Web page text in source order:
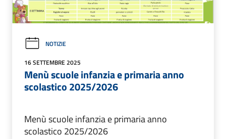
NOTIZIE
16 SETTEMBRE 2025
Menù scuole infanzia e primaria anno
scolastico 2025/2026
Menù scuole infanzia e primaria anno
scolastico 2025/2026